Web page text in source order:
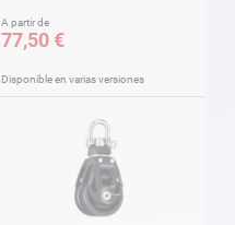
A partir de
77,50 €
Disponible en varias versiones